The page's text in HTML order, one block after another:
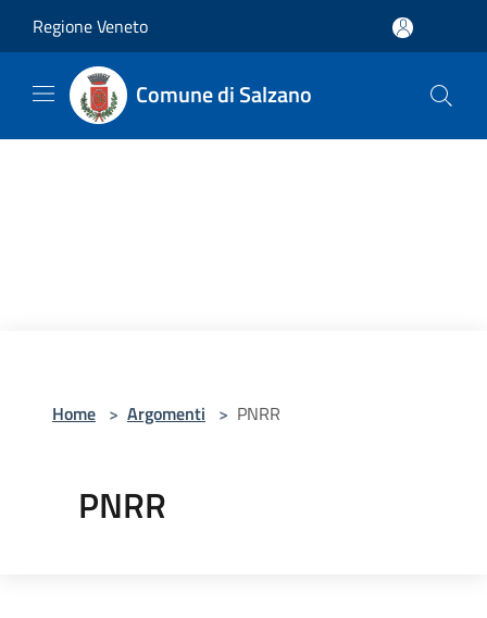
Regione Veneto
Comune di Salzano
Home > Argomenti > PNRR
PNRR